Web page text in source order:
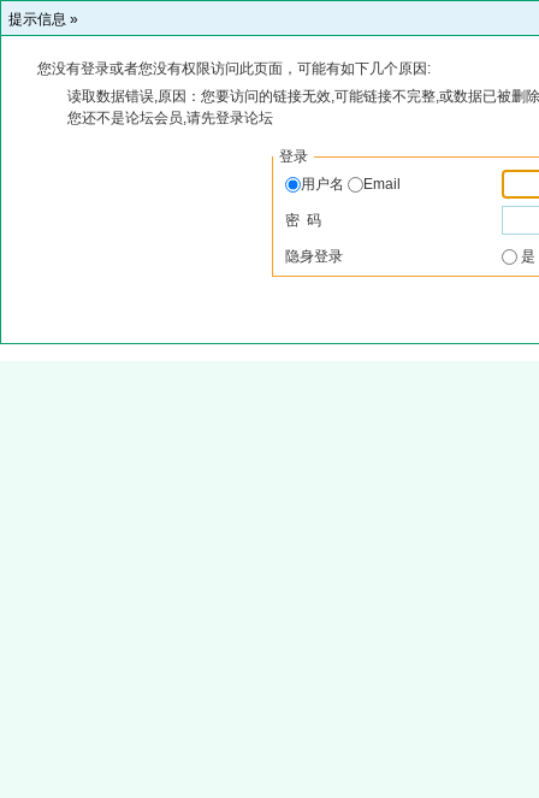
提示信息 »
您没有登录或者您没有权限访问此页面，可能有如下几个原因:
读取数据错误,原因：您要访问的链接无效,可能链接不完整,或数据已被删
您还不是论坛会员,请先登录论坛
登录
用户名
Email
密 码
隐身登录